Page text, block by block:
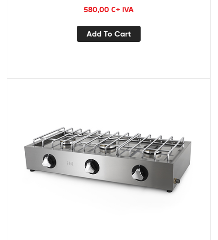
580,00 €+ IVA
Add To Cart